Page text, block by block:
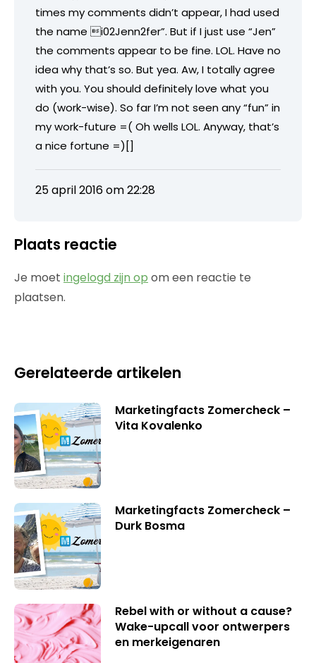
times my comments didn’t appear, I had used
the name i02Jenn2fer”. But if I just use “Jen”
the comments appear to be fine. LOL. Have no
idea why that’s so. But yea. Aw, I totally agree
with you. You should definitely love what you
do (work-wise). So far I’m not seen any “fun” in
my work-future =( Oh wells LOL. Anyway, that’s
a nice fortune =)[]
25 april 2016 om 22:28
Plaats reactie
Je moet ingelogd zijn op om een reactie te
plaatsen.
Gerelateerde artikelen
Marketingfacts Zomercheck –
Vita Kovalenko
Marketingfacts Zomercheck –
Durk Bosma
Rebel with or without a cause?
Wake-upcall voor ontwerpers
en merkeigenaren